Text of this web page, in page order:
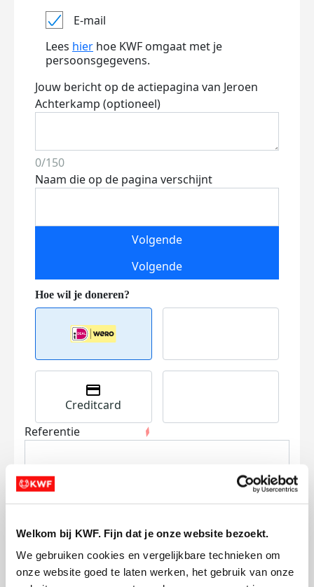
Welkom bij KWF. Fijn dat je onze website bezoekt.
We gebruiken cookies en vergelijkbare technieken om
onze website goed te laten werken, het gebruik van onze
E-mail
Lees hier hoe KWF omgaat met je
persoonsgegevens.
Jouw bericht op de actiepagina van Jeroen
Achterkamp (optioneel)
0/150
Naam die op de pagina verschijnt
Volgende
Volgende
Creditcard
Referentie
Ik wil bijdragen aan de transactiekosten
en betaal €0.75 extra.